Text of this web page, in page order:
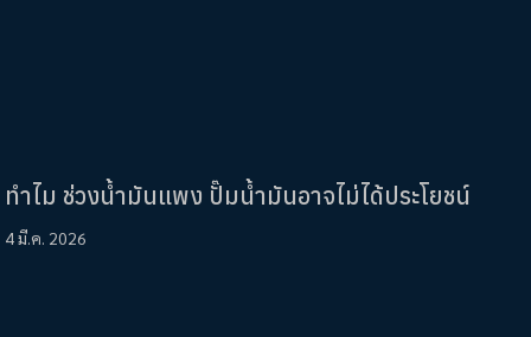
ทำไม ช่วงน้ำมันแพง ปั๊มน้ำมันอาจไม่ได้ประโยชน์
4 มี.ค. 2026